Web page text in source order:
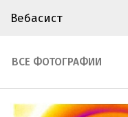
Вебасист
ВСЕ ФОТОГРАФИИ